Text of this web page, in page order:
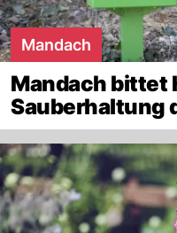
Mandach
Mandach bittet
Sauberhaltung